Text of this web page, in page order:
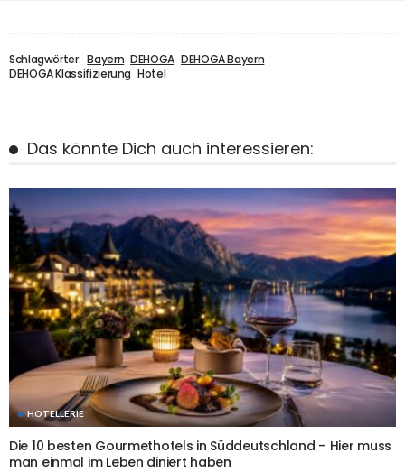
Schlagwörter: Bayern DEHOGA DEHOGA Bayern
DEHOGA Klassifizierung Hotel
Das könnte Dich auch interessieren:
HOTELLERIE
Die 10 besten Gourmethotels in Süddeutschland – Hier muss
man einmal im Leben diniert haben